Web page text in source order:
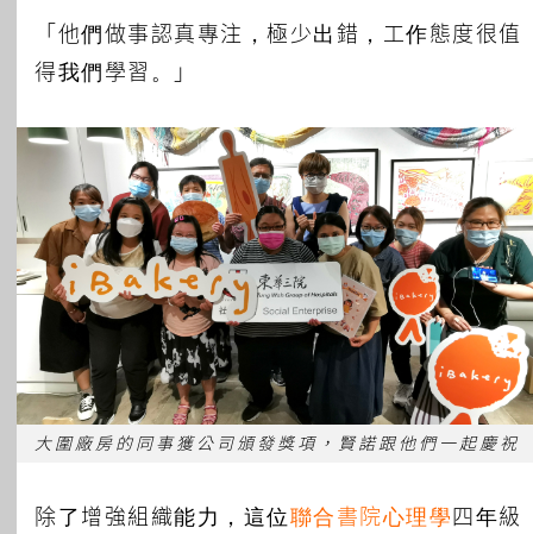
「他們做事認真專注，極少出錯，工作態度很值
得我們學習。」
大圍廠房的同事獲公司頒發獎項，賢諾跟他們一起慶祝
除了增強組織能力，這位聯合書院心理學四年級